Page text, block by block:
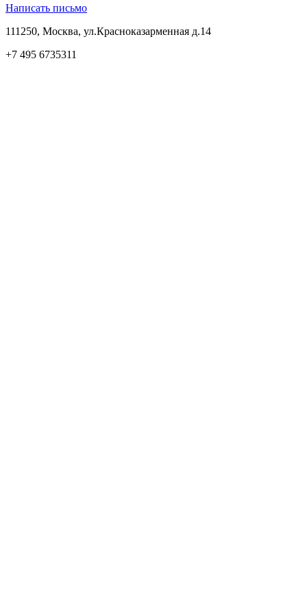
Написать письмо
111250, Москва, ул.Красноказарменная д.14
+7 495 6735311